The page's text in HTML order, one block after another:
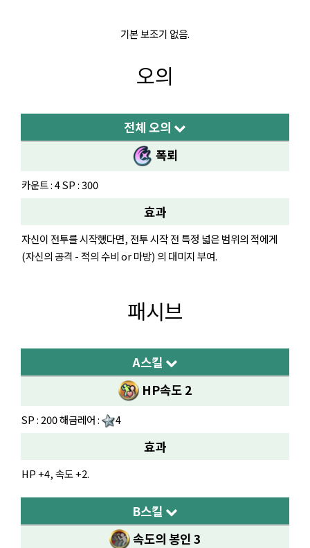
기본 보조기 없음.
오의
전체 오의
폭뢰
카운트 : 4 SP : 300
효과
자신이 전투를 시작했다면, 전투 시작 전 특정 넓은 범위의 적에게
(자신의 공격 - 적의 수비 or 마방) 의 대미지 부여.
패시브
A스킬
HP속도 2
SP : 200 해금레어 : 4
효과
HP +4, 속도 +2.
B스킬
속도의 봉인 3